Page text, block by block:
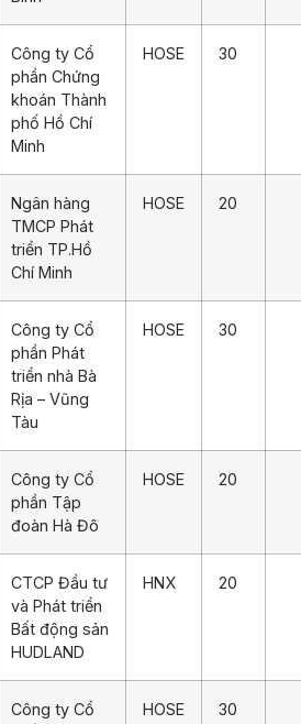
Công ty Cổ
phần Chứng
khoán Thành
phố Hồ Chí
Minh
HOSE 30
Ngân hàng
TMCP Phát
triển TP.Hồ
Chí Minh
HOSE 20
Công ty Cổ
phần Phát
triển nhà Bà
Rịa – Vũng
Tàu
HOSE 30
Công ty Cổ
phần Tập
đoàn Hà Đô
HOSE 20
CTCP Đầu tư
và Phát triển
Bất động sản
HUDLAND
HNX 20
Công ty Cổ
HOSE 30